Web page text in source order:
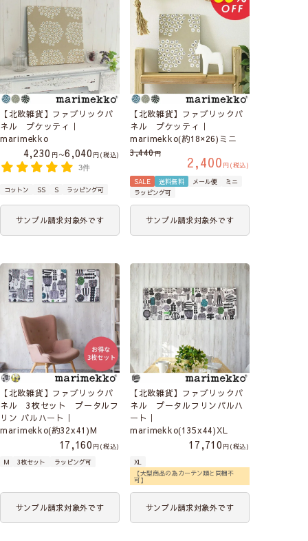
【北欧雑貨】ファブリックパ
ネル プケッティ｜
marimekko
4,230 〜6,040
税込
3件
コットン SS S ラッピング可
サンプル請求対象外です
【北欧雑貨】ファブリックパ
ネル プケッティ｜
marimekko(約18×26)ミニ
3,440
2,400
税込
SALE
送料無料 メール便
ミニ
ラッピング可
サンプル請求対象外です
【北欧雑貨】ファブリックパ
ネル 3枚セット プータルフ
リン パルハート｜
marimekko(約32x41)M
17,160
税込
M
3枚セット ラッピング可
サンプル請求対象外です
【北欧雑貨】ファブリックパ
ネル プータルフリンパルハ
ート｜
marimekko(135x44)XL
17,710
税込
XL
【大型商品の為カーテン類と同梱不
可】
サンプル請求対象外です